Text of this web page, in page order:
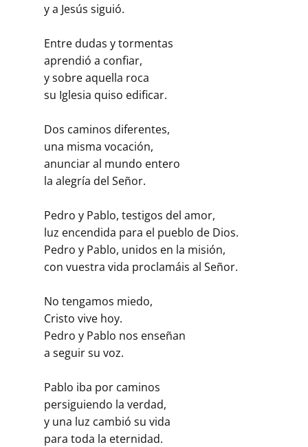
y a Jesús siguió.
Entre dudas y tormentas
aprendió a confiar,
y sobre aquella roca
su Iglesia quiso edificar.
Dos caminos diferentes,
una misma vocación,
anunciar al mundo entero
la alegría del Señor.
Pedro y Pablo, testigos del amor,
luz encendida para el pueblo de Dios.
Pedro y Pablo, unidos en la misión,
con vuestra vida proclamáis al Señor.
No tengamos miedo,
Cristo vive hoy.
Pedro y Pablo nos enseñan
a seguir su voz.
Pablo iba por caminos
persiguiendo la verdad,
y una luz cambió su vida
para toda la eternidad.